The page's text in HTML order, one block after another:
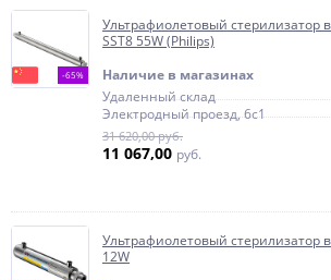
-65%
Ультрафиолетовый стерилизатор
SST8 55W (Philips)
Наличие в магазинах
Удаленный склад
Электродный проезд, 6с1
31 620,00 руб.
11 067,00 руб.
Ультрафиолетовый стерилизатор
12W